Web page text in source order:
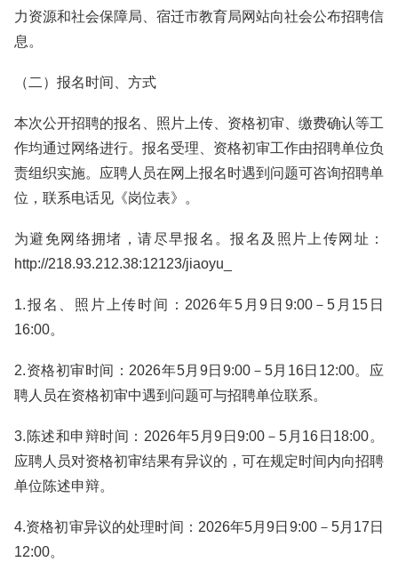
力资源和社会保障局、宿迁市教育局网站向社会公布招聘信
息。
（二）报名时间、方式
本次公开招聘的报名、照片上传、资格初审、缴费确认等工
作均通过网络进行。报名受理、资格初审工作由招聘单位负
责组织实施。应聘人员在网上报名时遇到问题可咨询招聘单
位，联系电话见《岗位表》。
为避免网络拥堵，请尽早报名。报名及照片上传网址：
http://218.93.212.38:12123/jiaoyu_
1.报名、照片上传时间：2026年5月9日9:00－5月15日
16:00。
2.资格初审时间：2026年5月9日9:00－5月16日12:00。应
聘人员在资格初审中遇到问题可与招聘单位联系。
3.陈述和申辩时间：2026年5月9日9:00－5月16日18:00。
应聘人员对资格初审结果有异议的，可在规定时间内向招聘
单位陈述申辩。
4.资格初审异议的处理时间：2026年5月9日9:00－5月17日
12:00。